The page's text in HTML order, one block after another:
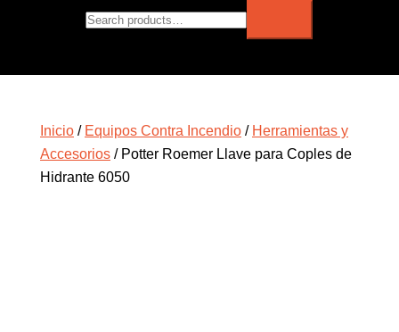
Inicio / Equipos Contra Incendio / Herramientas y
Accesorios / Potter Roemer Llave para Coples de
Hidrante 6050